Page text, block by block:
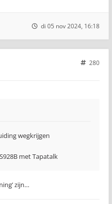
di 05 nov 2024, 16:18
280
wegkrijgen
met Tapatalk
zijn…